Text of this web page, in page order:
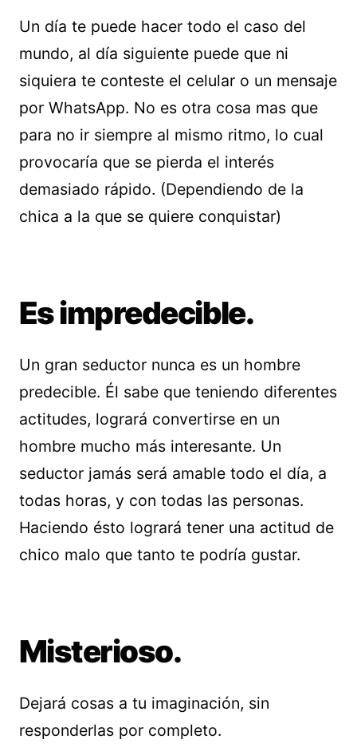
Un día te puede hacer todo el caso del
mundo, al día siguiente puede que ni
siquiera te conteste el celular o un mensaje
por WhatsApp. No es otra cosa mas que
para no ir siempre al mismo ritmo, lo cual
provocaría que se pierda el interés
demasiado rápido. (Dependiendo de la
chica a la que se quiere conquistar)
Es impredecible.
Un gran seductor nunca es un hombre
predecible. Él sabe que teniendo diferentes
actitudes, logrará convertirse en un
hombre mucho más interesante. Un
seductor jamás será amable todo el día, a
todas horas, y con todas las personas.
Haciendo ésto logrará tener una actitud de
chico malo que tanto te podría gustar.
Misterioso.
Dejará cosas a tu imaginación, sin
responderlas por completo.